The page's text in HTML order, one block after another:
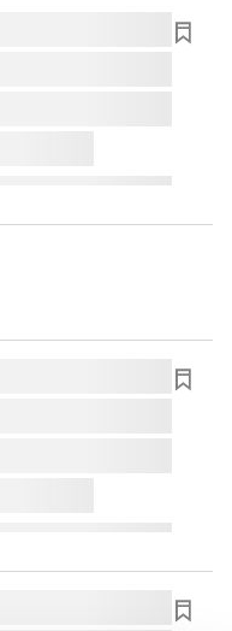
dolor sit amet ...
dolor sit amet ...
dolor sit amet ...